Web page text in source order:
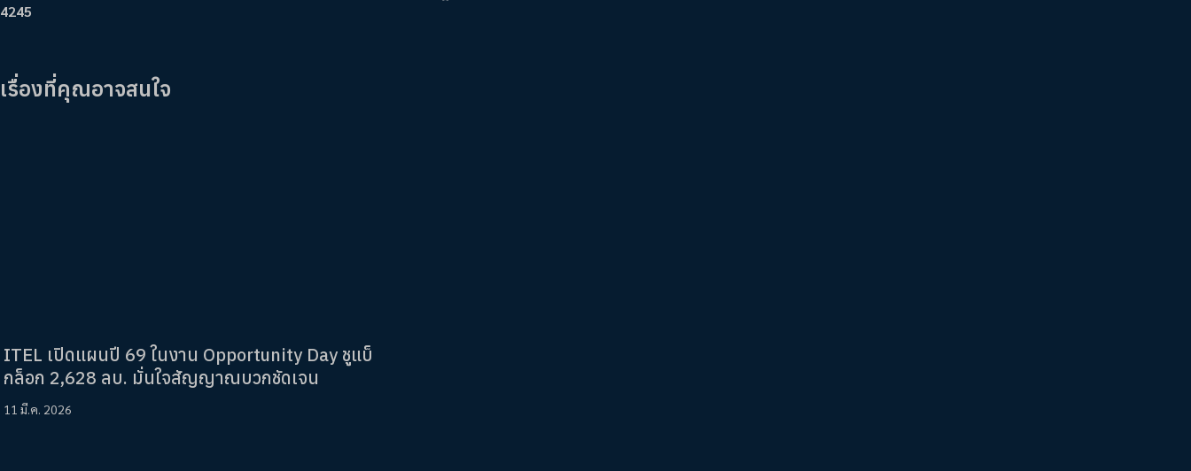
4245
เรื่องที่คุณอาจสนใจ
ITEL เปิดแผนปี 69 ในงาน Opportunity Day ชูแบ็
กล็อก 2,628 ลบ. มั่นใจสัญญาณบวกชัดเจน
11 มี.ค. 2026